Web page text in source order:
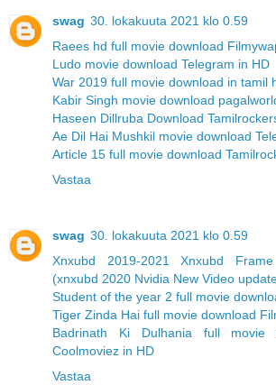
swag 30. lokakuuta 2021 klo 0.59
Raees hd full movie download
Ludo movie download Telegram in HD
War 2019 full movie download in tamil
Kabir Singh movie download
Haseen Dillruba Download
Ae Dil Hai Mushkil movie download
Article 15 full movie download
Vastaa
swag 30. lokakuuta 2021 klo 0.59
Xnxubd 2019-2021 Xnxubd
(xnxubd 2020 Nvidia New Video
Student of the year 2 full movie
Tiger Zinda Hai full movie download
Badrinath Ki Dulhania full movie
Coolmoviez in HD
Vastaa